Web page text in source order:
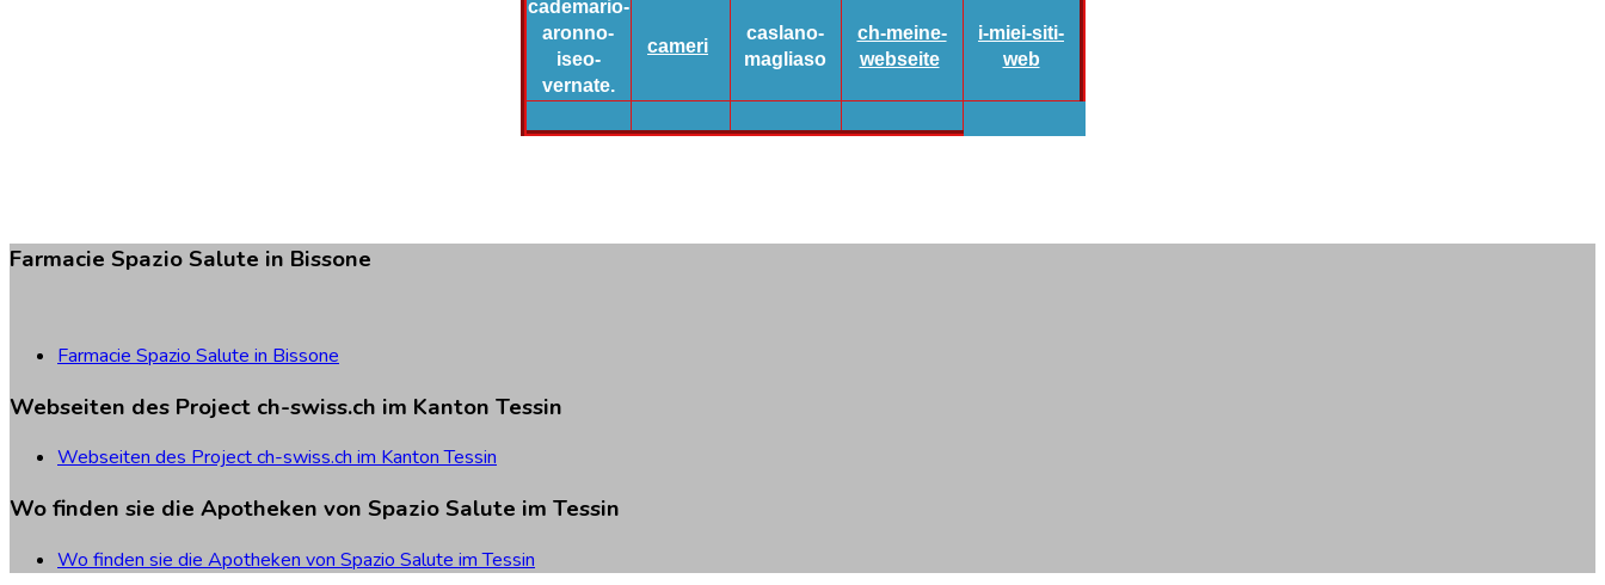
cademario-
aronno-
iseo-
vernate.
cameri
caslano-
magliaso
ch-meine-
webseite
i-miei-siti-
web
Farmacie SpazioSalute in Bissone
Farmacie Spazio Salute in Bissone
Webseiten des Project ch-swiss.ch im Kanton Tessin
Webseiten des Project ch-swiss.ch im Kanton Tessin
Wofinden sie die Apotheken von SpazioSalute im Tessin
Wo finden sie die Apotheken von Spazio Salute im Tessin